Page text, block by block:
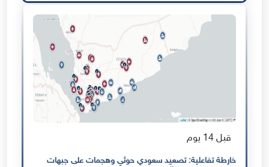
قبل 14 يوم
خارطة تفاعلية: تصعيد سعودي حوثي وهجمات على جبهات